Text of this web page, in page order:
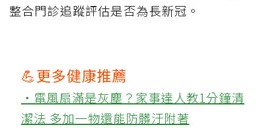
整合門診追蹤評估是否為長新冠。
💪更多健康推薦
‧電風扇滿是灰塵？家事達人教1分鐘清
潔法 多加一物還能防髒汙附著